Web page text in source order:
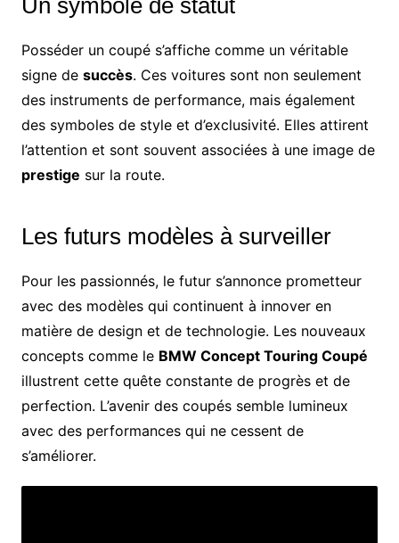
Un symbole de statut
Posséder un coupé s’affiche comme un véritable
signe de succès. Ces voitures sont non seulement
des instruments de performance, mais également
des symboles de style et d’exclusivité. Elles attirent
l’attention et sont souvent associées à une image de
prestige sur la route.
Les futurs modèles à surveiller
Pour les passionnés, le futur s’annonce prometteur
avec des modèles qui continuent à innover en
matière de design et de technologie. Les nouveaux
concepts comme le BMW Concept Touring Coupé
illustrent cette quête constante de progrès et de
perfection. L’avenir des coupés semble lumineux
avec des performances qui ne cessent de
s’améliorer.